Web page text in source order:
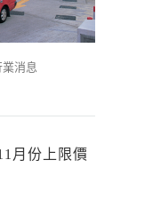
業消息
月份上限價